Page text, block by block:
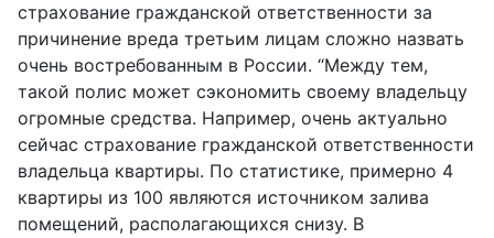
страхование гражданской ответственности за
причинение вреда третьим лицам сложно назвать
очень востребованным в России. “Между тем,
такой полис может сэкономить своему владельцу
огромные средства. Например, очень актуально
сейчас страхование гражданской ответственности
владельца квартиры. По статистике, примерно 4
квартиры из 100 являются источником залива
помещений, располагающихся снизу. В